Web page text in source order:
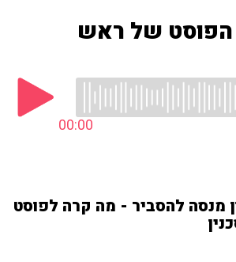
של ראש
00:00
מנסה להסביר - מה קרה לפוסט